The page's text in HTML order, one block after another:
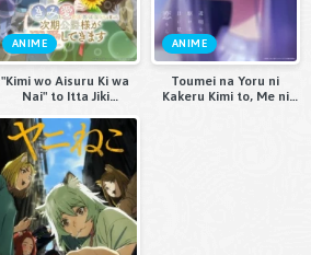
ANIME
"Kimi wo Aisuru Ki wa
Nai" to Itta Jiki
Nazeka Dekiai
shitekimasu
ANIME
Toumei na Yoru ni
Kakeru Kimi to, Me ni